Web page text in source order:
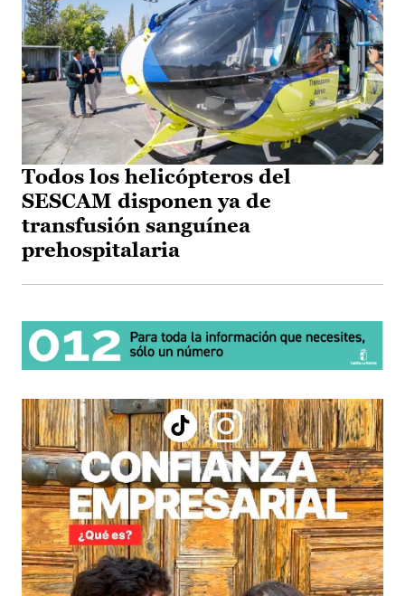
Todos los helicópteros del
SESCAM disponen ya de
transfusión sanguínea
prehospitalaria